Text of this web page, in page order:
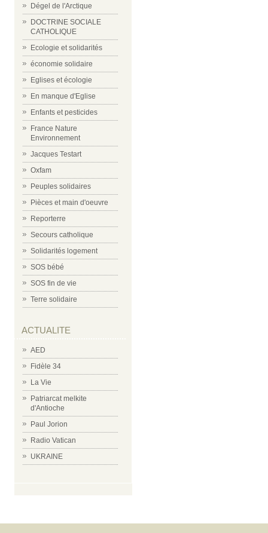
Dégel de l'Arctique
DOCTRINE SOCIALE
CATHOLIQUE
Ecologie et solidarités
économie solidaire
Eglises et écologie
En manque d'Eglise
Enfants et pesticides
France Nature
Environnement
Jacques Testart
Oxfam
Peuples solidaires
Pièces et main d'oeuvre
Reporterre
Secours catholique
Solidarités logement
SOS bébé
SOS fin de vie
Terre solidaire
ACTUALITE
AED
Fidèle 34
La Vie
Patriarcat melkite
d'Antioche
Paul Jorion
Radio Vatican
UKRAINE